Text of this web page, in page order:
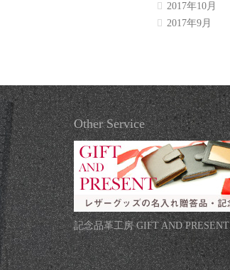
2017年10月
2017年9月
Other Service
記念品革工房 GIFT AND PRESENT